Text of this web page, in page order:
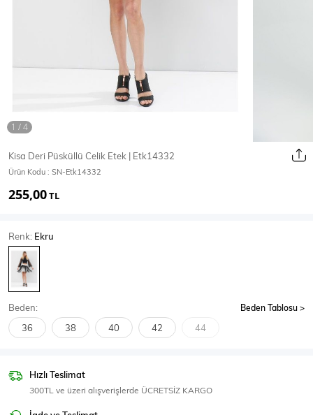
Mont & Kaban
T-Shirt
Body
SPOR GİYİM
Eşofman Üstü
Kisa Deri Püsküllü Celik Etek | Etk14332
Ürün Kodu : SN-Etk14332
255,00TL
Renk: Ekru
Beden: Beden Tablosu
36 38 40 42 44
Hızlı Teslimat
300TL ve üzeri alışverişlerde ÜCRETSİZ KARGO